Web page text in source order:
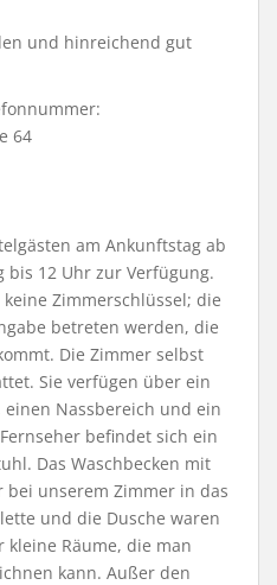
und hinreichend gut
64
am Ankunftstag ab
bis 12 Uhr zur Verfügung.
Zimmerschlüssel; die
betreten werden, die
Die Zimmer selbst
Sie verfügen über ein
Nassbereich und ein
befindet sich ein
Das Waschbecken mit
bei unserem Zimmer in das
und die Dusche waren
kleine Räume, die man
kann. Außer den